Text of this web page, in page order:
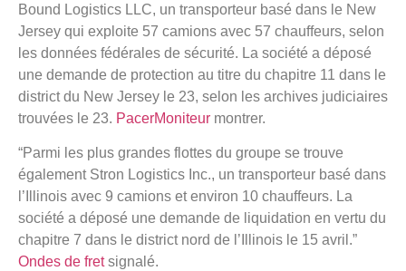
Bound Logistics LLC, un transporteur basé dans le New
Jersey qui exploite 57 camions avec 57 chauffeurs, selon
les données fédérales de sécurité. La société a déposé
une demande de protection au titre du chapitre 11 dans le
district du New Jersey le 23, selon les archives judiciaires
trouvées le 23. PacerMoniteur montrer.
“Parmi les plus grandes flottes du groupe se trouve
également Stron Logistics Inc., un transporteur basé dans
l’Illinois avec 9 camions et environ 10 chauffeurs. La
société a déposé une demande de liquidation en vertu du
chapitre 7 dans le district nord de l’Illinois le 15 avril.”
Ondes de fretsignalé.